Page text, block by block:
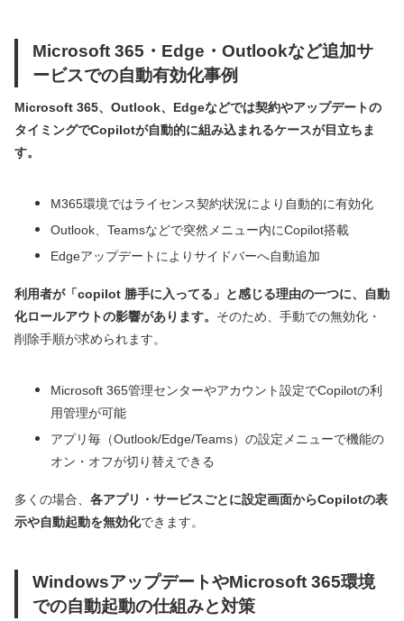
Microsoft 365・Edge・Outlookなど追加サ
ービスでの自動有効化事例
Microsoft 365、Outlook、Edgeなどでは契約やアップデートの
タイミングでCopilotが自動的に組み込まれるケースが目立ちま
す。
M365環境ではライセンス契約状況により自動的に有効化
Outlook、Teamsなどで突然メニュー内にCopilot搭載
Edgeアップデートによりサイドバーへ自動追加
利用者が「copilot 勝手に入ってる」と感じる理由の一つに、自動
化ロールアウトの影響があります。 そのため、手動での無効化・
削除手順が求められます。
Microsoft 365管理センターやアカウント設定でCopilotの利
用管理が可能
アプリ毎（Outlook/Edge/Teams）の設定メニューで機能の
オン・オフが切り替えできる
多くの場合、 各アプリ・サービスごとに設定画面からCopilotの表
示や自動起動を無効化できます。
WindowsアップデートやMicrosoft 365環境
での自動起動の仕組みと対策